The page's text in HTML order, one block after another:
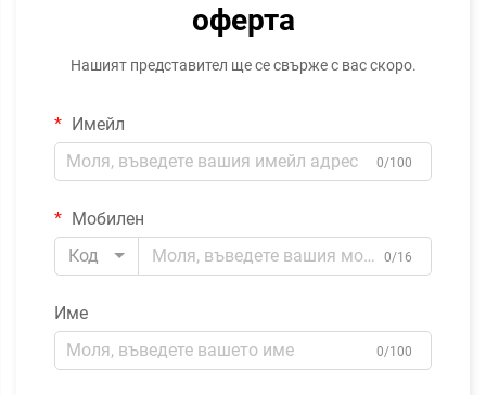
оферта
Нашият представител ще се свърже с вас скоро.
Имейл
0/100
Мобилен
Код
0/16
Име
0/100